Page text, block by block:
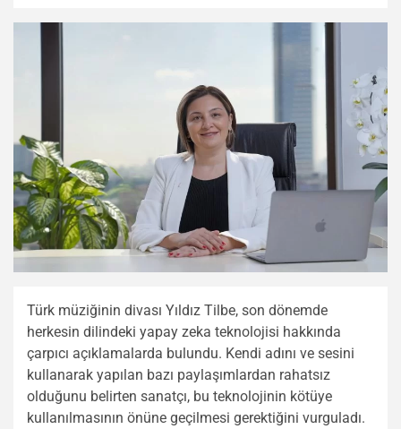
Türk müziğinin divası Yıldız Tilbe, son dönemde
herkesin dilindeki yapay zeka teknolojisi hakkında
çarpıcı açıklamalarda bulundu. Kendi adını ve sesini
kullanarak yapılan bazı paylaşımlardan rahatsız
olduğunu belirten sanatçı, bu teknolojinin kötüye
kullanılmasının önüne geçilmesi gerektiğini vurguladı.